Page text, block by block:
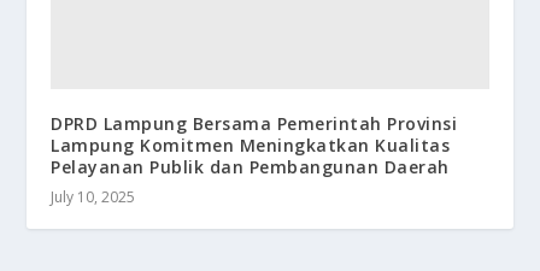
DPRD Lampung Bersama Pemerintah Provinsi
Lampung Komitmen Meningkatkan Kualitas
Pelayanan Publik dan Pembangunan Daerah
July 10, 2025